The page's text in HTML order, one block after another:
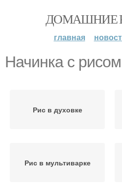
ДОМАШНИЕ
главная
Начинка с рисом
Рис в духовке
Рис в мультиварке